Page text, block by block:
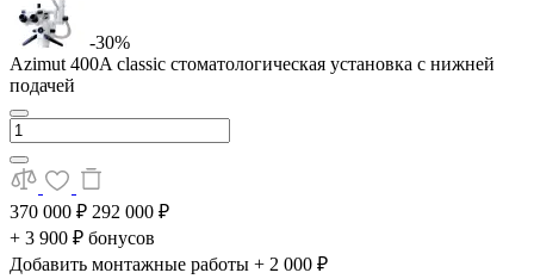
-30%
Azimut 400A classic стоматологическая установка с нижней
подачей
370 000 ₽ 292 000 ₽
+ 3 900 ₽ бонусов
Добавить монтажные работы + 2 000 ₽